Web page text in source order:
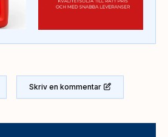
Skriv en kommentar